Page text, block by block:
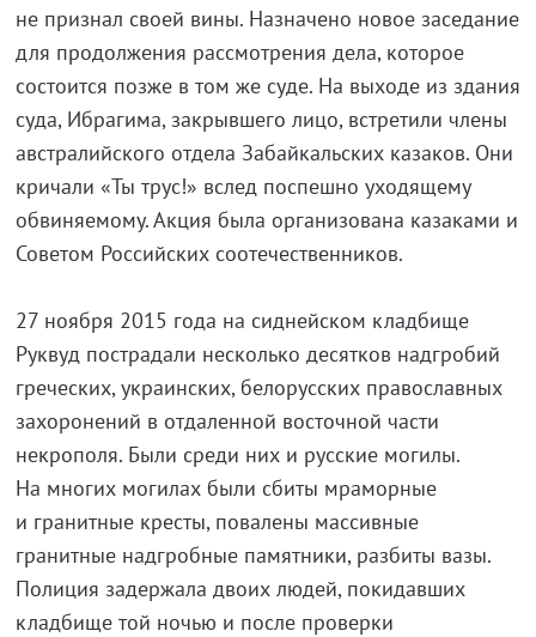
не признал своей вины. Назначено новое заседание
для продолжения рассмотрения дела, которое
состоится позже в том же суде. На выходе из здания
суда, Ибрагима, закрывшего лицо, встретили члены
австралийского отдела Забайкальских казаков. Они
кричали «Ты трус!» вслед поспешно уходящему
обвиняемому. Акция была организована казаками и
Советом Российских соотечественников.
27 ноября 2015 года на сиднейском кладбище
Руквуд пострадали несколько десятков надгробий
греческих, украинских, белорусских православных
захоронений в отдаленной восточной части
некрополя. Были среди них и русские могилы.
На многих могилах были сбиты мраморные
и гранитные кресты, повалены массивные
гранитные надгробные памятники, разбиты вазы.
Полиция задержала двоих людей, покидавших
кладбище той ночью и после проверки